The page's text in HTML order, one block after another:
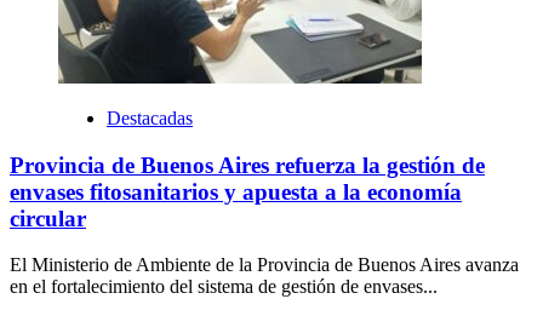
Destacadas
Provincia de Buenos Aires refuerza la gestión de
envases fitosanitarios y apuesta a la economía
circular
El Ministerio de Ambiente de la Provincia de Buenos Aires avanza
en el fortalecimiento del sistema de gestión de envases...